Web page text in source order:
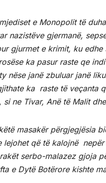
e Monopolit të
nazistëve gjermanë,
gjurmet e krimit, ku
ka pasur raste qe
nëse janë zbuluar janë
ka raste të veçanta
si ne Tivar, Anë të Malit
masakër përgjegjësia
lejohet që të kalojnë
serbo-malazez gjoja
e Dytë Botërore kishte